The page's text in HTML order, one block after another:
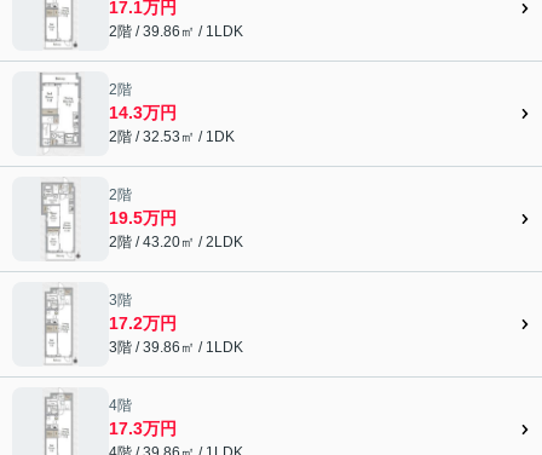
17.1万円
2階 / 39.86㎡ / 1LDK
2階
14.3万円
2階 / 32.53㎡ / 1DK
2階
19.5万円
2階 / 43.20㎡ / 2LDK
3階
17.2万円
3階 / 39.86㎡ / 1LDK
4階
17.3万円